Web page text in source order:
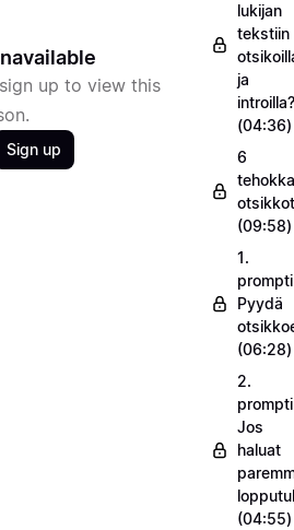
up to view this
Sign up
lukijan
tekstiin
ja
introilla?
(04:36)
6
(09:58)
1.
Pyydä
(06:28)
2.
Jos
haluat
(04:55)